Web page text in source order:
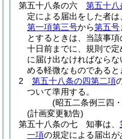
第五十八条の六
第五十八
定による届出をした者
第一項第三号から第五号
とするときは、当該事
十日前までに、規則で
に届け出なければならな
める軽微なものであると
2
第五十八条の四第二項
ついて準用する。
(昭五二条例三四
(計画変更勧告)
第五十八条の七
知事は、
一項の規定による届出